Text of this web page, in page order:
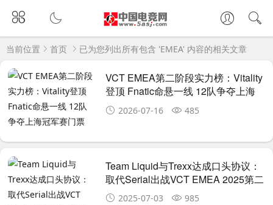
当前位置 首页 已为您列出所有包含 'EMEA' 内容的相关文章
VCT EMEA第二阶段实力榜：Vitality
登顶 Fnatic命悬一线 12队争夺上海
冠军赛门票
2026-07-16 485
Team Liquid与Trexx达成口头协议：
取代Serial出战VCT EMEA 2025第二
阶段2025-07-03 985